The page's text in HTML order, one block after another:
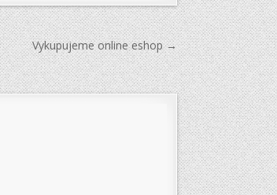
Vykupujeme online eshop →